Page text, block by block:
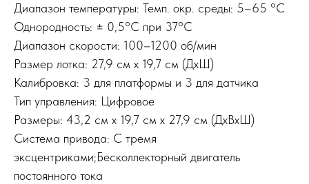
Диапазон температуры: Темп. окр. среды: 5–65 °C
Однородность: ± 0,5°C при 37°C
Диапазон скорости: 100–1200 об/мин
Размер лотка: 27,9 см x 19,7 см (ДxШ)
Калибровка: 3 для платформы и 3 для датчика
Тип управления: Цифровое
Размеры: 43,2 см x 19,7 см x 27,9 см (ДxВxШ)
Система привода: С тремя
эксцентриками;Бесколлекторный двигатель
постоянного тока